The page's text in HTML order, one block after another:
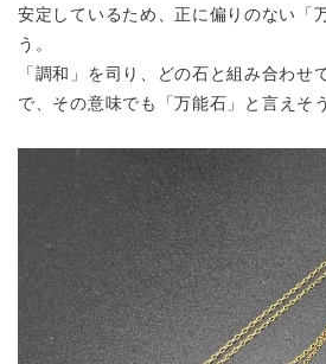
安定しているため、正に偏りのない「
う。
「調和」を司り、どの石と組み合わせ
で、 その意味でも「万能石」と言えそ